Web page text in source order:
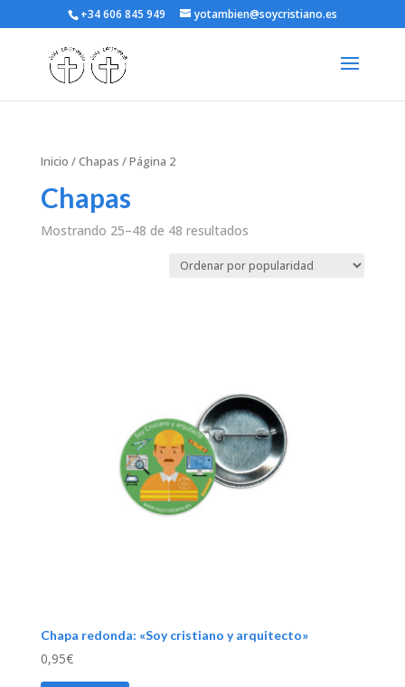
+34 606 845 949 yotambien@soycristiano.es
Inicio /Chapas / Página 2
Chapas
Mostrando 25–48 de 48 resultados
Chapa redonda: «Soy cristiano y arquitecto»
0,95€